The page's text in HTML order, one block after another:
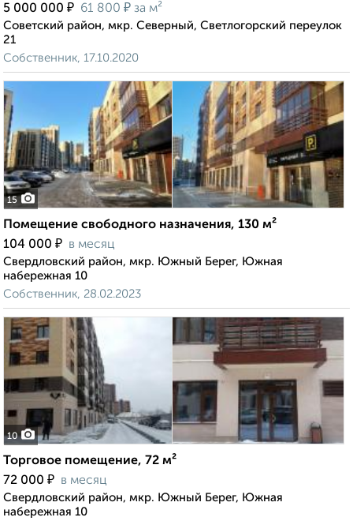
5 000 000 ₽ 61 800 ₽ за м²
Советский район, мкр. Северный, Светлогорский переулок
21
Собственник, 17.10.2020
15
Помещение свободного назначения, 130 м²
104 000 ₽ в месяц
Свердловский район, мкр. Южный Берег, Южная
набережная 10
Собственник, 28.02.2023
10
Торговое помещение, 72 м²
72 000 ₽ в месяц
Свердловский район, мкр. Южный Берег, Южная
набережная 10